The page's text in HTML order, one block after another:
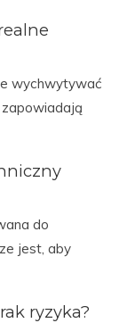
wychwytywać
zapowiadają
do
jest, aby
ryzyka?